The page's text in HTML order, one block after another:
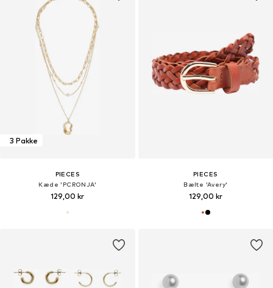
3 Pakke
PIECES
Kæde 'PCRONJA'
129,00 kr
PIECES
Bælte 'Avery'
129,00 kr